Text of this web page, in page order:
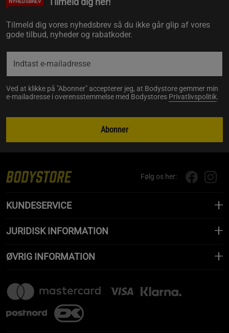
NYHEDSBREV
Tilmeld dig vores nyhedsbrev så du ikke går glip af vores
gode tilbud, nyheder og rabatkoder.
Ved at klikke på "Abonner" accepterer jeg, at Bodystore gemmer min
e-mailadresse i overensstemmelse med Bodystores Privatlivspolitik.
Abonner
Følg os her:
KUNDESERVICE
JURIDISK INFORMATION
ØVRIG INFORMATION